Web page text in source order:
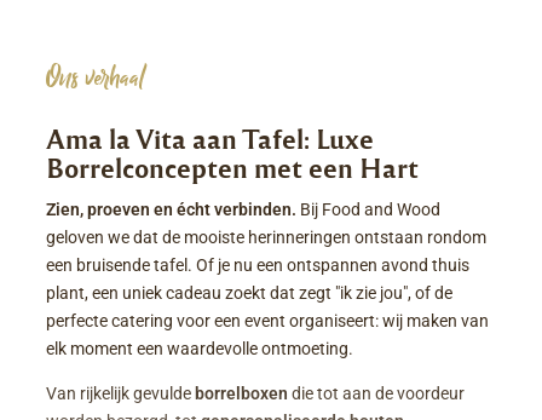
Ons verhaal
Ama la Vita aan Tafel: Luxe
Borrelconcepten met een Hart
Zien, proeven en écht verbinden. Bij Food and Wood
geloven we dat de mooiste herinneringen ontstaan rondom
een bruisende tafel. Of je nu een ontspannen avond thuis
plant, een uniek cadeau zoekt dat zegt "ik zie jou", of de
perfecte catering voor een event organiseert: wij maken van
elk moment een waardevolle ontmoeting.
Van rijkelijk gevuldeborrelboxen die tot aan de voordeur